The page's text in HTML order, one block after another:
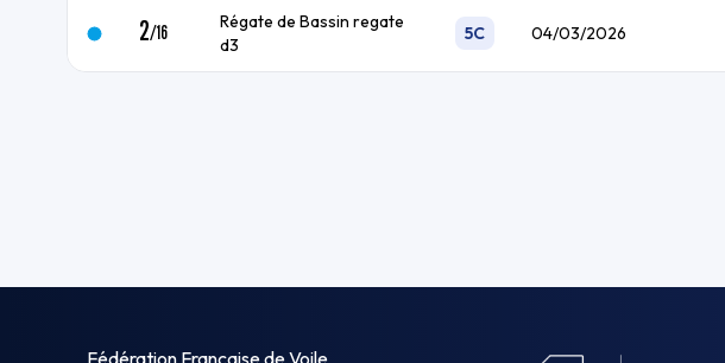
2/16
Régate de Bassin regate
d3
5C 04/03/2026
Fédération Française de Voile